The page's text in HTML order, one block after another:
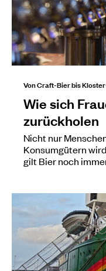
Von Craft-Bier bis
Wie sich
zurückholen
Nicht nur
Konsumgütern
gilt Bier noch